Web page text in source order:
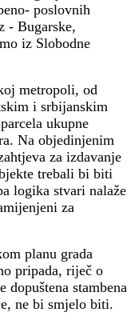
poslovnih
- Bugarske,
iz Slobodne
metropoli, od
i srbijanskim
ukupne
Na objedinjenim
za izdavanje
trebali bi biti
logika stvari nalaže
za
planu grada
pripada, riječ o
stambena
ne bi smjelo biti.